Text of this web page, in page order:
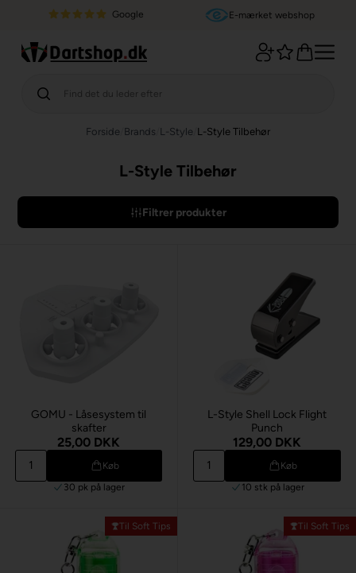
Google E-mærket webshop
Forside Brands L-Style L-Style Tilbehør
L-Style Tilbehør
Filtrer produkter
GOMU - Låsesystem til
skafter
25,00 DKK
Køb
30 pk på lager
L-Style Shell Lock Flight
Punch
129,00 DKK
Køb
10 stk på lager
Til Soft Tips Til Soft Tips